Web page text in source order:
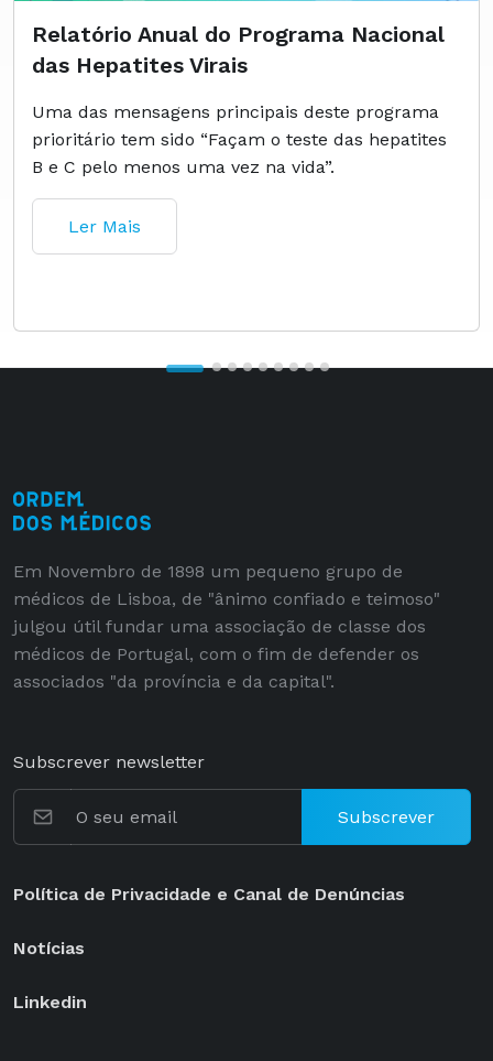
Relatório Anual do Programa Nacional
das Hepatites Virais
Uma das mensagens principais deste programa
prioritário tem sido “Façam o teste das hepatites
B e C pelo menos uma vez na vida”.
Ler Mais
Em Novembro de 1898 um pequeno grupo de
médicos de Lisboa, de "ânimo confiado e teimoso"
julgou útil fundar uma associação de classe dos
médicos de Portugal, com o fim de defender os
associados "da província e da capital".
Subscrever newsletter
Subscrever
Política de Privacidade e Canal de Denúncias
Notícias
Linkedin